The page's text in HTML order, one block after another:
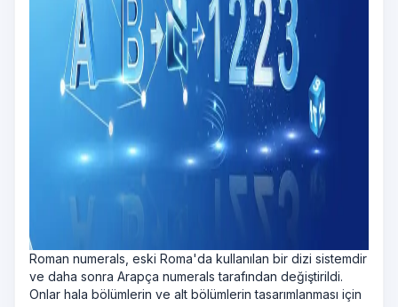
Roman numerals, eski Roma'da kullanılan bir dizi sistemdir
ve daha sonra Arapça numerals tarafından değiştirildi.
Onlar hala bölümlerin ve alt bölümlerin tasarımlanması için